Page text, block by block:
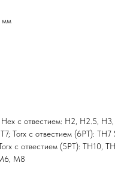
мм
с отвестием: H2, Н2.5, Н3,
Torx с отвестием (6PT): TH7
с отвестием (5PT): TH10,
M8